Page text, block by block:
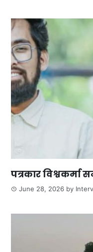
पत्रकार विश्वकर्मा
June 28, 2026 by